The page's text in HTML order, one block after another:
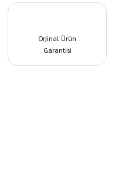
Orjinal Ürün
Garantisi